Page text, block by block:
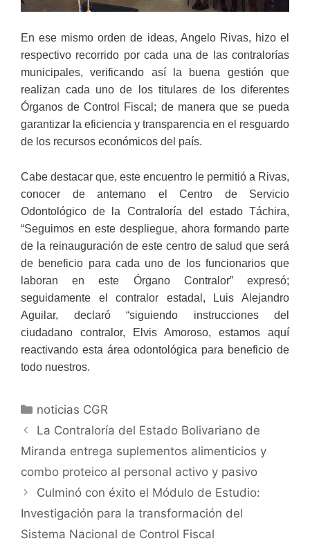
En ese mismo orden de ideas, Angelo Rivas, hizo el
respectivo recorrido por cada una de las contralorías
municipales, verificando así la buena gestión que
realizan cada uno de los titulares de los diferentes
Órganos de Control Fiscal; de manera que se pueda
garantizar la eficiencia y transparencia en el resguardo
de los recursos económicos del país.
Cabe destacar que, este encuentro le permitió a Rivas,
conocer de antemano el Centro de Servicio
Odontológico de la Contraloría del estado Táchira,
“Seguimos en este despliegue, ahora formando parte
de la reinauguración de este centro de salud que será
de beneficio para cada uno de los funcionarios que
laboran en este Órgano Contralor” expresó;
seguidamente el contralor estadal, Luis Alejandro
Aguilar, declaró “siguiendo instrucciones del
ciudadano contralor, Elvis Amoroso, estamos aquí
reactivando esta área odontológica para beneficio de
todo nuestros.
noticias CGR
La Contraloría del Estado Bolivariano de
Miranda entrega suplementos alimenticios y
combo proteico al personal activo y pasivo
Culminó con éxito el Módulo de Estudio:
Investigación para la transformación del
Sistema Nacional de Control Fiscal